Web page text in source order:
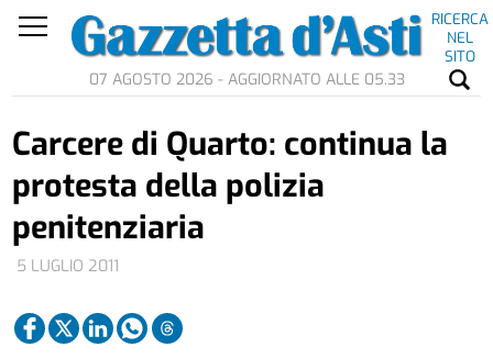
RICERCA
NEL
SITO
07 AGOSTO 2026 - AGGIORNATO ALLE 05.33
5 LUGLIO 2011
Carcere di Quarto: continua la
protesta della polizia
penitenziaria